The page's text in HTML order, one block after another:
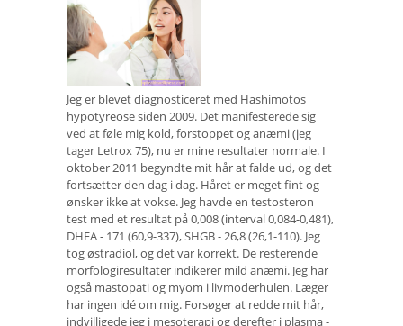
Jeg er blevet diagnosticeret med Hashimotos
hypotyreose siden 2009. Det manifesterede sig
ved at føle mig kold, forstoppet og anæmi (jeg
tager Letrox 75), nu er mine resultater normale. I
oktober 2011 begyndte mit hår at falde ud, og det
fortsætter den dag i dag. Håret er meget fint og
ønsker ikke at vokse. Jeg havde en testosteron
test med et resultat på 0,008 (interval 0,084-0,481),
DHEA - 171 (60,9-337), SHGB - 26,8 (26,1-110). Jeg
tog østradiol, og det var korrekt. De resterende
morfologiresultater indikerer mild anæmi. Jeg har
også mastopati og myom i livmoderhulen. Læger
har ingen idé om mig. Forsøger at redde mit hår,
indvilligede jeg i mesoterapi og derefter i plasma -